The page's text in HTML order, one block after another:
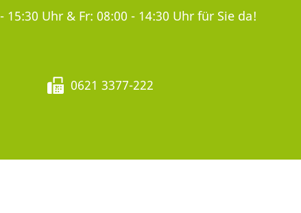
Uhr & Fr: 08:00 - 14:30 Uhr für Sie da!
0621 3377-222